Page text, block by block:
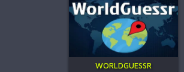
WORLDGUESSR